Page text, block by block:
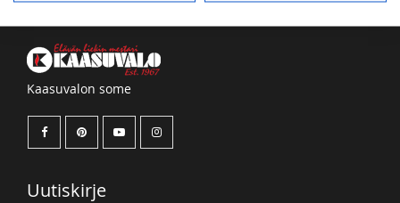
Kaasuvalon some
Uutiskirje